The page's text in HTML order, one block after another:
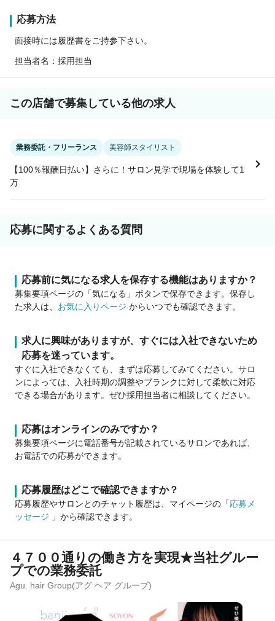
応募方法
面接時には履歴書をご持参下さい。
担当者名：採用担当
この店舗で募集している他の求人
業務委託・フリーランス 美容師スタイリスト
【100％報酬日払い】さらに！サロン見学で現場を体験して1
万
応募に関するよくある質問
応募前に気になる求人を保存する機能はありますか？
募集要項ページの「気になる」ボタンで保存できます。保存し
た求人は、 お気に入りページ からいつでも確認できます。
求人に興味がありますが、すぐには入社できないため
応募を迷っています。
すぐに入社できなくても、まずは応募してみてください。サロ
ンによっては、入社時期の調整やブランクに対して柔軟に対応
できる場合があります。ぜひ採用担当者に相談してください。
応募はオンラインのみですか？
募集要項ページに電話番号が記載されているサロンであれば、
お電話での応募ができます。
応募履歴はどこで確認できますか？
応募履歴やサロンとのチャット履歴は、マイページの「応募メ
ッセージ
」から確認できます。
４７００通りの働き方を実現★当社グルー
プでの業務委託
Agu. hair Group(アグ ヘア グループ)